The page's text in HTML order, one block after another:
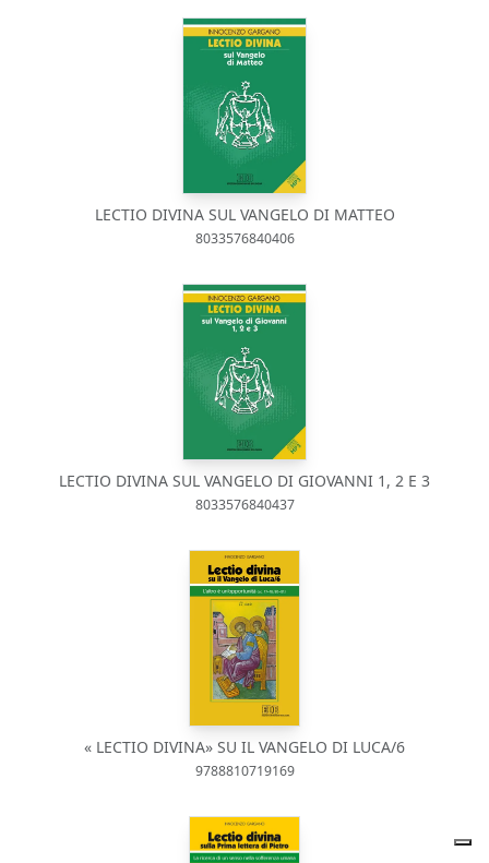
LECTIO DIVINA SUL VANGELO DI MATTEO
8033576840406
LECTIO DIVINA SUL VANGELO DI GIOVANNI 1, 2 E 3
8033576840437
« LECTIO DIVINA» SU IL VANGELO DI LUCA/6
9788810719169